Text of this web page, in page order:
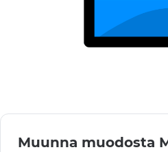
Muunna muodosta